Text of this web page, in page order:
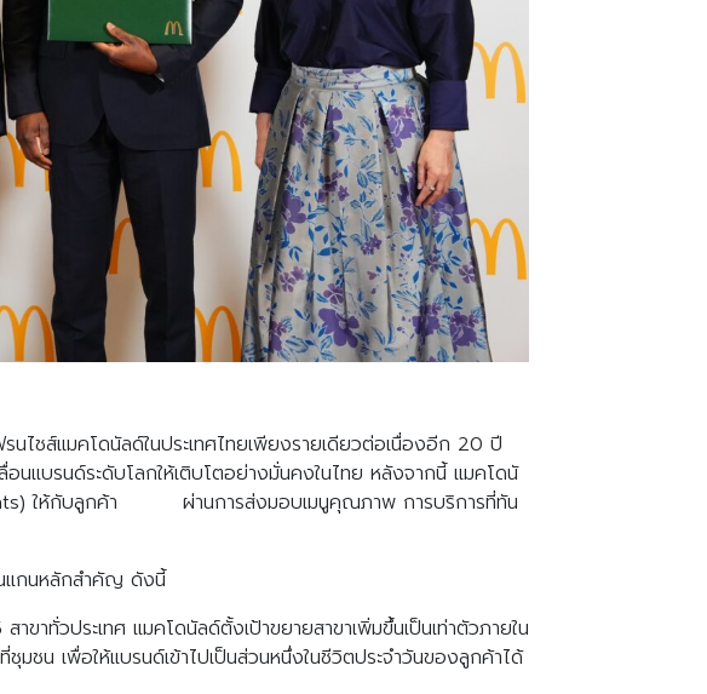
นไชส์แมคโดนัลด์ในประเทศไทยเพียงรายเดียวต่อเนื่องอีก 20 ปี
แบรนด์ระดับโลกให้เติบโตอย่างมั่นคงในไทย หลังจากนี้ แมคโดนั
ให้กับลูกค้า
ผ่านการส่งมอบเมนูคุณภาพ การบริการที่ทัน
นแกนหลักสำคัญ ดังนี้
สาขาทั่วประเทศ แมคโดนัลด์ตั้งเป้าขยายสาขาเพิ่มขึ้นเป็นเท่าตัวภายใน
มชน เพื่อให้แบรนด์เข้าไปเป็นส่วนหนึ่งในชีวิตประจำวันของลูกค้าได้